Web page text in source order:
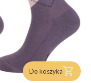
Do koszyka